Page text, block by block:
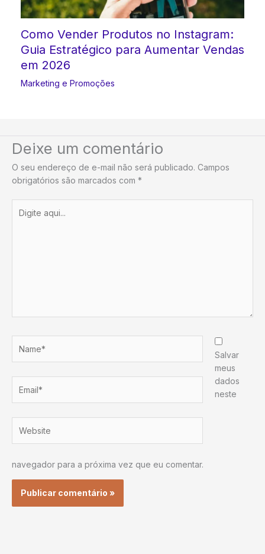
Como Vender Produtos no Instagram:
Guia Estratégico para Aumentar Vendas
em 2026
Marketing e Promoções
Deixe um comentário
O seu endereço de e-mail não será publicado. Campos
obrigatórios são marcados com *
aqui...
Salvar
meus
dados
neste
navegador para a próxima vez que eu comentar.